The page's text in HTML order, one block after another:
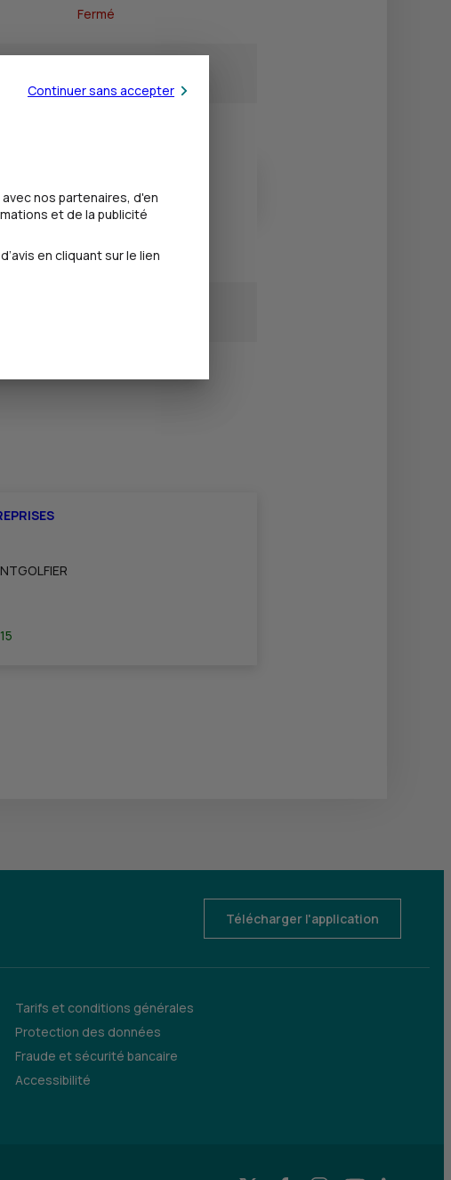
Fermé
13h30 - 18h00
13h30 - 18h00
Télécharger l'application
Tarifs et conditions générales
Protection des données
Fraude et sécurité bancaire
Accessibilité
Continuer sans accepter
nos partenaires, d'en
et de la publicité
en cliquant sur le lien